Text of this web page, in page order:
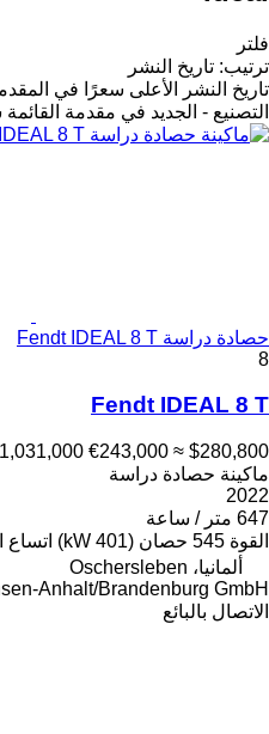
فلتر
ترتيب: تاريخ النشر
تاريخ النشر
الأعلى سعرًا في
التصنيع - الجديد في مقدمة القائمة
حصادة دراسة Fendt IDEAL 8 T
8
Fendt IDEAL 8 T
€243,000 ≈ $280,800
ماكينة حصادة دراسة
2022
647 متر / ساعة
القوة 545 حصان (401 kW)
ألمانيا، Oschersleben
Anhalt/Brandenburg GmbH
الاتصال بالبائع